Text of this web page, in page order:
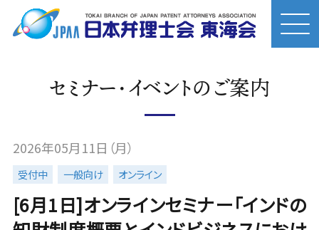
セミナー・イベントのご案内
[6月1日]オンラインセミナー「インドの
2026年05月11日（月）
受付中 一般向け オンライン